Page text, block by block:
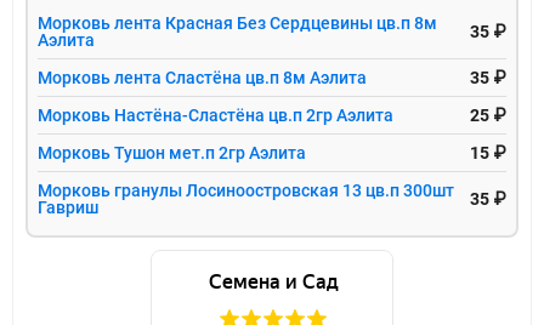
Морковь лента Красная Без Сердцевины цв.п 8м
Аэлита
35 ₽
Морковь лента Сластёна цв.п 8м Аэлита
35 ₽
Морковь Настёна-Сластёна цв.п 2гр Аэлита
25 ₽
Морковь Тушон мет.п 2гр Аэлита
15 ₽
Морковь гранулы Лосиноостровская 13 цв.п 300шт
Гавриш
35 ₽